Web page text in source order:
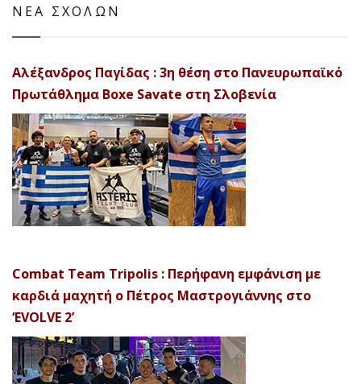
ΝΕΑ ΣΧΟΛΩΝ
Αλέξανδρος Παγίδας : 3η θέση στο Πανευρωπαϊκό
Πρωτάθλημα Boxe Savate στη Σλοβενία
Combat Team Tripolis : Περήφανη εμφάνιση με
καρδιά μαχητή ο Πέτρος Μαστρογιάννης στο
‘EVOLVE 2’